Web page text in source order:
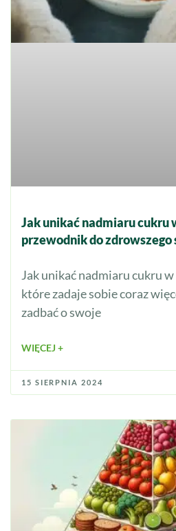
Jak unikać nadmiaru cukru
przewodnik do zdrowszego
Jak unikać nadmiaru cukru
które zadaje sobie coraz
zadbać o swoje
WIĘCEJ +
15 SIERPNIA 2024